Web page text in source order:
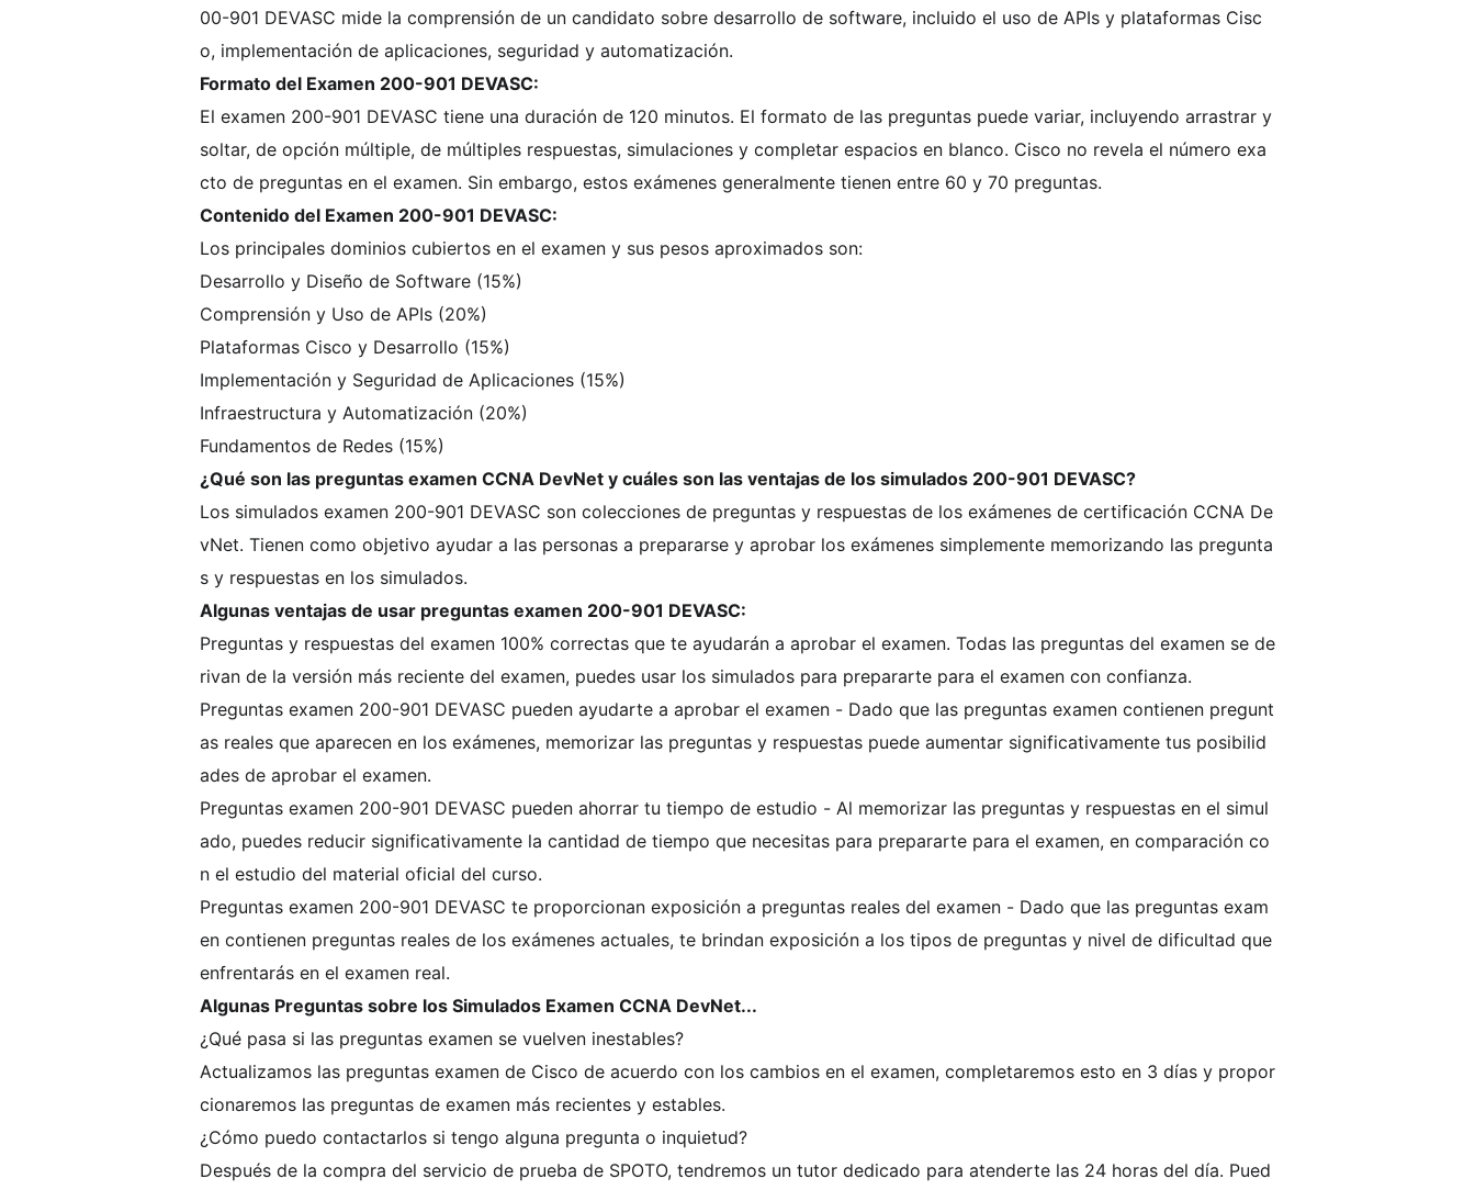
00-901 DEVASC mide la comprensión de un candidato sobre desarrollo de software, incluido el uso de APIs y plataformas Cisc
o, implementación de aplicaciones, seguridad y automatización.
Formato del Examen 200-901 DEVASC:
El examen 200-901 DEVASC tiene una duración de 120 minutos. El formato de las preguntas puede variar, incluyendo arrastrar y
soltar, de opción múltiple, de múltiples respuestas, simulaciones y completar espacios en blanco. Cisco no revela el número exa
cto de preguntas en el examen. Sin embargo, estos exámenes generalmente tienen entre 60 y 70 preguntas.
Contenido del Examen 200-901 DEVASC:
Los principales dominios cubiertos en el examen y sus pesos aproximados son:
Desarrollo y Diseño de Software (15%)
Comprensión y Uso de APIs (20%)
Plataformas Cisco y Desarrollo (15%)
Implementación y Seguridad de Aplicaciones (15%)
Infraestructura y Automatización (20%)
Fundamentos de Redes (15%)
¿Qué son las preguntas examen CCNA DevNet y cuáles son las ventajas de los simulados 200-901 DEVASC?
Los simulados examen 200-901 DEVASC son colecciones de preguntas y respuestas de los exámenes de certificación CCNA De
vNet. Tienen como objetivo ayudar a las personas a prepararse y aprobar los exámenes simplemente memorizando las pregunta
s y respuestas en los simulados.
Algunas ventajas de usar preguntas examen 200-901 DEVASC:
Preguntas y respuestas del examen 100% correctas que te ayudarán a aprobar el examen. Todas las preguntas del examen se de
rivan de la versión más reciente del examen, puedes usar los simulados para prepararte para el examen con confianza.
Preguntas examen 200-901 DEVASC pueden ayudarte a aprobar el examen - Dado que las preguntas examen contienen pregunt
as reales que aparecen en los exámenes, memorizar las preguntas y respuestas puede aumentar significativamente tus posibilid
ades de aprobar el examen.
Preguntas examen 200-901 DEVASC pueden ahorrar tu tiempo de estudio - Al memorizar las preguntas y respuestas en el simul
ado, puedes reducir significativamente la cantidad de tiempo que necesitas para prepararte para el examen, en comparación co
n el estudio del material oficial del curso.
Preguntas examen 200-901 DEVASC te proporcionan exposición a preguntas reales del examen - Dado que las preguntas exam
en contienen preguntas reales de los exámenes actuales, te brindan exposición a los tipos de preguntas y nivel de dificultad que
enfrentarás en el examen real.
Algunas Preguntas sobre los Simulados Examen CCNA DevNet...
¿Qué pasa si las preguntas examen se vuelven inestables?
Actualizamos las preguntas examen de Cisco de acuerdo con los cambios en el examen, completaremos esto en 3 días y propor
cionaremos las preguntas de examen más recientes y estables.
¿Cómo puedo contactarlos si tengo alguna pregunta o inquietud?
Después de la compra del servicio de prueba de SPOTO, tendremos un tutor dedicado para atenderte las 24 horas del día. Pued